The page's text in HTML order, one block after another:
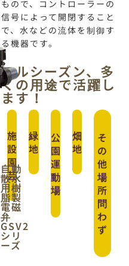
自動
散水
用樹
脂製
電磁
弁
GSV2
シリ
ーズ
もので、コントローラーの
信号によって開閉すること
で、水などの流体を制御す
る機器です。
フルシーズン、多
くの用途で活躍し
ます！
施
設
園
芸
緑
地
公
園
運
動
場
畑
地
そ
の
他
場
所
問
わ
ず